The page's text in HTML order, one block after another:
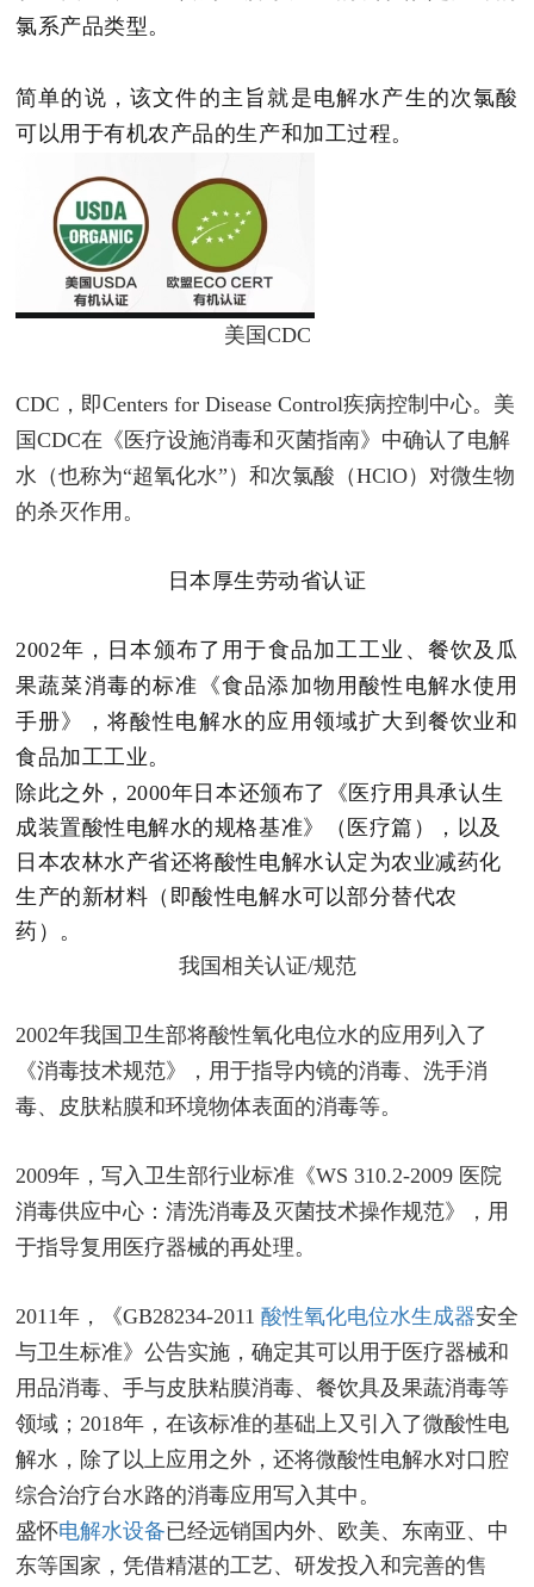
氯系产品类型。
简单的说，该文件的主旨就是电解水产生的次氯酸
可以用于有机农产品的生产和加工过程。
美国CDC
CDC，即Centers for Disease Control疾病控制中心。 美
国CDC在《医疗设施消毒和灭菌指南》中确认了电解
水（也称为“超氧化水”）和次氯酸（HClO）对微生物
的杀灭作用。
日本厚生劳动省认证
2002年，日本颁布了用于食品加工工业、餐饮及瓜
果蔬菜消毒的标准《食品添加物用酸性电解水使用
手册》，将酸性电解水的应用领域扩大到餐饮业和
食品加工工业。
除此之外，2000年日本还颁布了《医疗用具承认生
成装置酸性电解水的规格基准》（医疗篇），以及
日本农林水产省还将酸性电解水认定为农业减药化
生产的新材料（即酸性电解水可以部分替代农
药）。
我国相关认证/规范
2002年我国卫生部将酸性氧化电位水的应用列入了
《消毒技术规范》，用于指导内镜的消毒、洗手消
毒、皮肤粘膜和环境物体表面的消毒等。
2009年，写入卫生部行业标准《WS 310.2-2009 医院
消毒供应中心：清洗消毒及灭菌技术操作规范》，用
于指导复用医疗器械的再处理。
2011年，《GB28234-2011 酸性氧化电位水生成器安全
与卫生标准》公告实施，确定其可以用于医疗器械和
用品消毒、手与皮肤粘膜消毒、餐饮具及果蔬消毒等
领域；2018年，在该标准的基础上又引入了微酸性电
解水，除了以上应用之外，还将微酸性电解水对口腔
综合治疗台水路的消毒应用写入其中。
盛怀电解水设备已经远销国内外、欧美、东南亚、中
东等国家，凭借精湛的工艺、研发投入和完善的售